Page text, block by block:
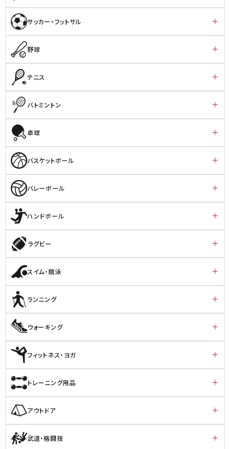
サッカー・フットサル
野球
テニス
バトミントン
卓球
バスケットボール
バレーボール
ハンドボール
ラグビー
スイム・競泳
ランニング
ウォーキング
フィットネス・ヨガ
トレーニング用品
アウトドア
武道・格闘技